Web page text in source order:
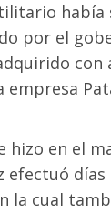
había
por el
empresa
hizo en el
efectuó
la cual